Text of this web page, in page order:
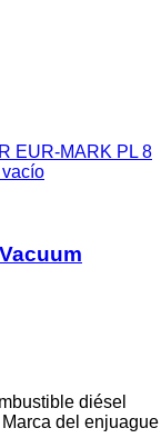
EUR-MARK PL 8
diésel
Marca del enjuague